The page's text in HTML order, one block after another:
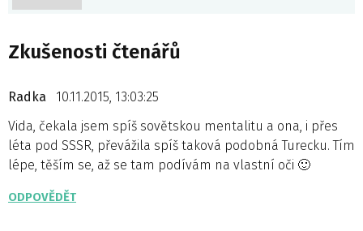
Zkušenosti čtenářů
Radka
10.11.2015, 13:03:25
Vida, čekala jsem spíš sovětskou mentalitu a ona, i přes
léta pod SSSR, převážila spíš taková podobná Turecku. Tím
lépe, těším se, až se tam podívám na vlastní oči 🙂
ODPOVĚDĚT